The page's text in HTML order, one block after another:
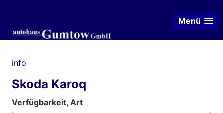
Menü
info
Skoda Karoq
Verfügbarkeit, Art